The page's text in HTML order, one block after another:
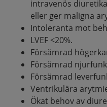
intravenös
eller ger maligna
Intoleranta mot
LVEF <20%​.
Försämrad
Försämrad
Försämrad
Ventrikulära
Ökat behov av